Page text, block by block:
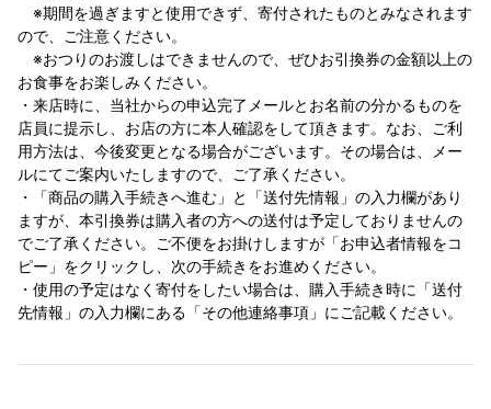
※期間を過ぎますと使用できず、寄付されたものとみなされます
ので、ご注意ください。
※おつりのお渡しはできませんので、ぜひお引換券の金額以上の
お食事をお楽しみください。
・来店時に、当社からの申込完了メールとお名前の分かるものを
店員に提示し、お店の方に本人確認をして頂きます。なお、ご利
用方法は、今後変更となる場合がございます。その場合は、メー
ルにてご案内いたしますので、ご了承ください。
・「商品の購入手続きへ進む」と「送付先情報」の入力欄があり
ますが、本引換券は購入者の方への送付は予定しておりませんの
でご了承ください。ご不便をお掛けしますが「お申込者情報をコ
ピー」をクリックし、次の手続きをお進めください。
・使用の予定はなく寄付をしたい場合は、購入手続き時に「送付
先情報」の入力欄にある「その他連絡事項」にご記載ください。